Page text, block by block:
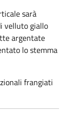
sarà
velluto giallo
argentate
lo stemma
frangiati